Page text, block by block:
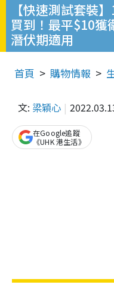
【快速測試套裝
買到！最平$10
潛伏期適用
首頁 購物情報
文: 梁穎心
在Google追蹤
《UHK 港生活》